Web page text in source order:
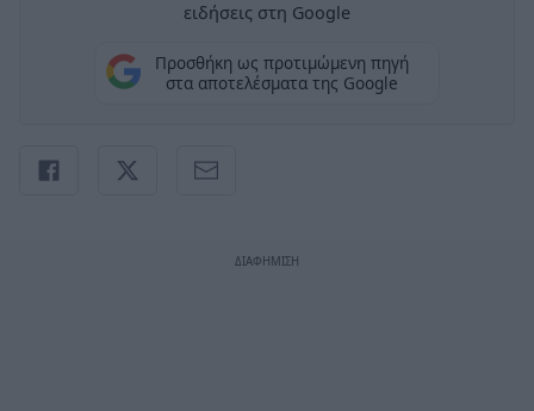
ειδήσεις στη Google
Προσθήκη ως προτιμώμενη πηγή
στα αποτελέσματα της Google